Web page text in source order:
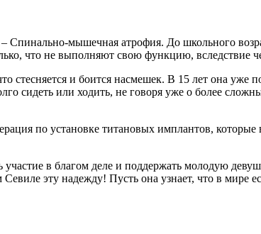
мышечная атрофия. До школьного
что не выполняют свою функцию, вследствие
стесняется и боится насмешек. В 15 лет она уже
сидеть или ходить, не говоря уже о более
по установке титановых имплантов,
в благом деле и поддержать молодую
эту надежду! Пусть она узнает, что в мире